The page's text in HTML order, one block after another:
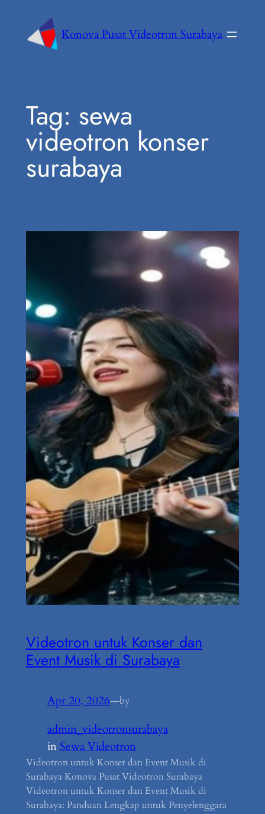
Konova Pusat Videotron Surabaya
Tag: sewa
videotron konser
surabaya
Videotron untuk Konser dan
Event Musik di Surabaya
Apr 20, 2026—by
admin_videotronsurabaya
in Sewa Videotron
Videotron untuk Konser dan Event Musik di
Surabaya Konova Pusat Videotron Surabaya
Videotron untuk Konser dan Event Musik di
Surabaya: Panduan Lengkap untuk Penyelenggara